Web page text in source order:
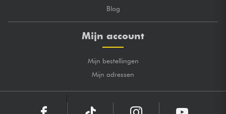
Blog
Mijn account
Mijn bestellingen
Mijn adressen